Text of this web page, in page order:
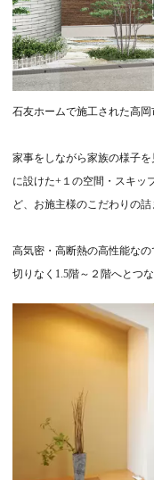
石友ホームで施工された高岡
家事をしながら家族の様子
に設けた+１の空間・スキッ
ど、お施主様のこだわりの
高気密・高断熱の高性能な
切りなく1.5階～２階へとつ